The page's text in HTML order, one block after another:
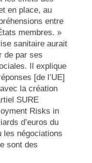
en place, au
entre
membres. »
sanitaire aurait
de par ses
Il explique
[de l’UE]
la création
SURE
Risks in
d’euros du
les négociations
sont des